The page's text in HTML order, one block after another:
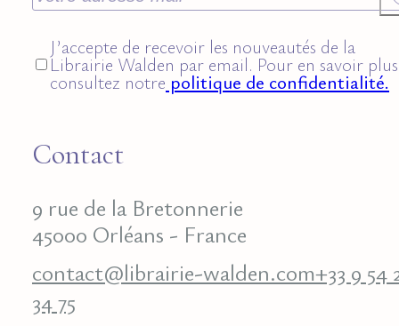
J’accepte de recevoir les nouveautés de la
Librairie Walden par email. Pour en savoir
consultez notre politique de confidentialité.
Contact
9 rue de la Bretonnerie
45000 Orléans - France
contact@librairie-walden.com+33 9 54
34 75